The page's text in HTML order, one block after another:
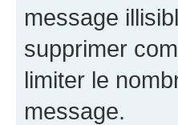
message
supprimer
limiter le
message.